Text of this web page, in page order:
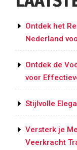
Ontdek het
Nederland
Ontdek de
voor
Stijlvolle
Versterk je
Veerkracht